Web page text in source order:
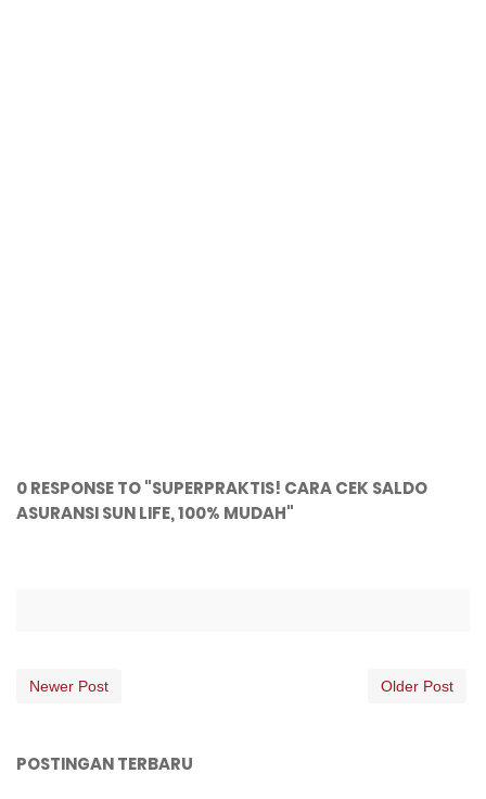
0 RESPONSE TO "SUPERPRAKTIS! CARA CEK SALDO
ASURANSI SUN LIFE, 100% MUDAH"
Newer Post Older Post
POSTINGAN TERBARU